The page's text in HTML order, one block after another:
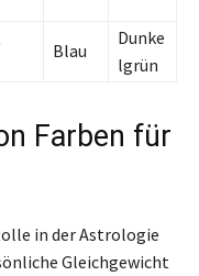
Blau
Dunke
lgrün
Farben für
in der Astrologie
Gleichgewicht